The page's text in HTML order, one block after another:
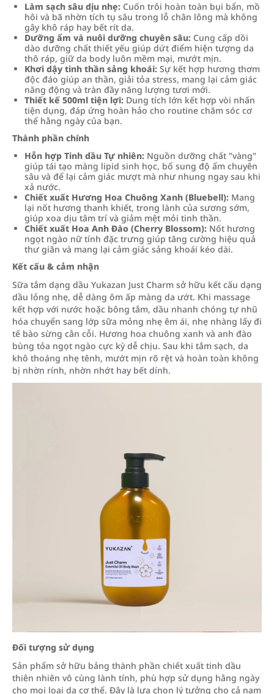
Làm sạch sâu dịu nhẹ: Cuốn trôi hoàn toàn bụi bẩn, mồ
hôi và bã nhờn tích tụ sâu trong lỗ chân lông mà không
gây khô ráp hay bết rít da.
Dưỡng ẩm và nuôi dưỡng chuyên sâu: Cung cấp dồi
dào dưỡng chất thiết yếu giúp dứt điểm hiện tượng da
thô ráp, giữ da body luôn mềm mại, mướt mịn.
Khơi dậy tinh thần sảng khoái: Sự kết hợp hương thơm
độc đáo giúp an thần, giải tỏa stress, mang lại cảm giác
năng động và tràn đầy năng lượng tươi mới.
Thiết kế 500ml tiện lợi: Dung tích lớn kết hợp vòi nhấn
tiện dụng, đáp ứng hoàn hảo cho routine chăm sóc cơ
thể hằng ngày của bạn.
Thành phần chính
Hỗn hợp Tinh dầu Tự nhiên: Nguồn dưỡng chất "vàng"
giúp tái tạo màng lipid sinh học, bổ sung độ ẩm chuyên
sâu và để lại cảm giác mượt mà như nhung ngay sau khi
xả nước.
Chiết xuất Hương Hoa Chuông Xanh (Bluebell): Mang
lại nốt hương thanh khiết, trong lành của sương sớm,
giúp xoa dịu tâm trí và giảm mệt mỏi tinh thần.
Chiết xuất Hoa Anh Đào (Cherry Blossom): Nốt hương
ngọt ngào nữ tính đặc trưng giúp tăng cường hiệu quả
thư giãn và mang lại cảm giác sảng khoái kéo dài.
Kết cấu & cảm nhận
Sữa tắm dạng dầu Yukazan Just Charm sở hữu kết cấu dạng
dầu lỏng nhẹ, dễ dàng ôm ấp màng da ướt. Khi massage
kết hợp với nước hoặc bông tắm, dầu nhanh chóng tự nhũ
hóa chuyển sang lớp sữa mỏng nhẹ êm ái, nhẹ nhàng lấy đi
tế bào sừng cằn cỗi. Hương hoa chuông xanh và anh đào
bùng tỏa ngọt ngào cực kỳ dễ chịu. Sau khi tắm sạch, da
khô thoáng nhẹ tênh, mướt mịn rõ rệt và hoàn toàn không
bị nhờn rính, nhờn nhớt hay bết dính.
Đối tượng sử dụng
Sản phẩm sở hữu bảng thành phần chiết xuất tinh dầu
thiên nhiên vô cùng lành tính, phù hợp sử dụng hằng ngày
cho mọi loại da cơ thể. Đây là lựa chọn lý tưởng cho cả nam